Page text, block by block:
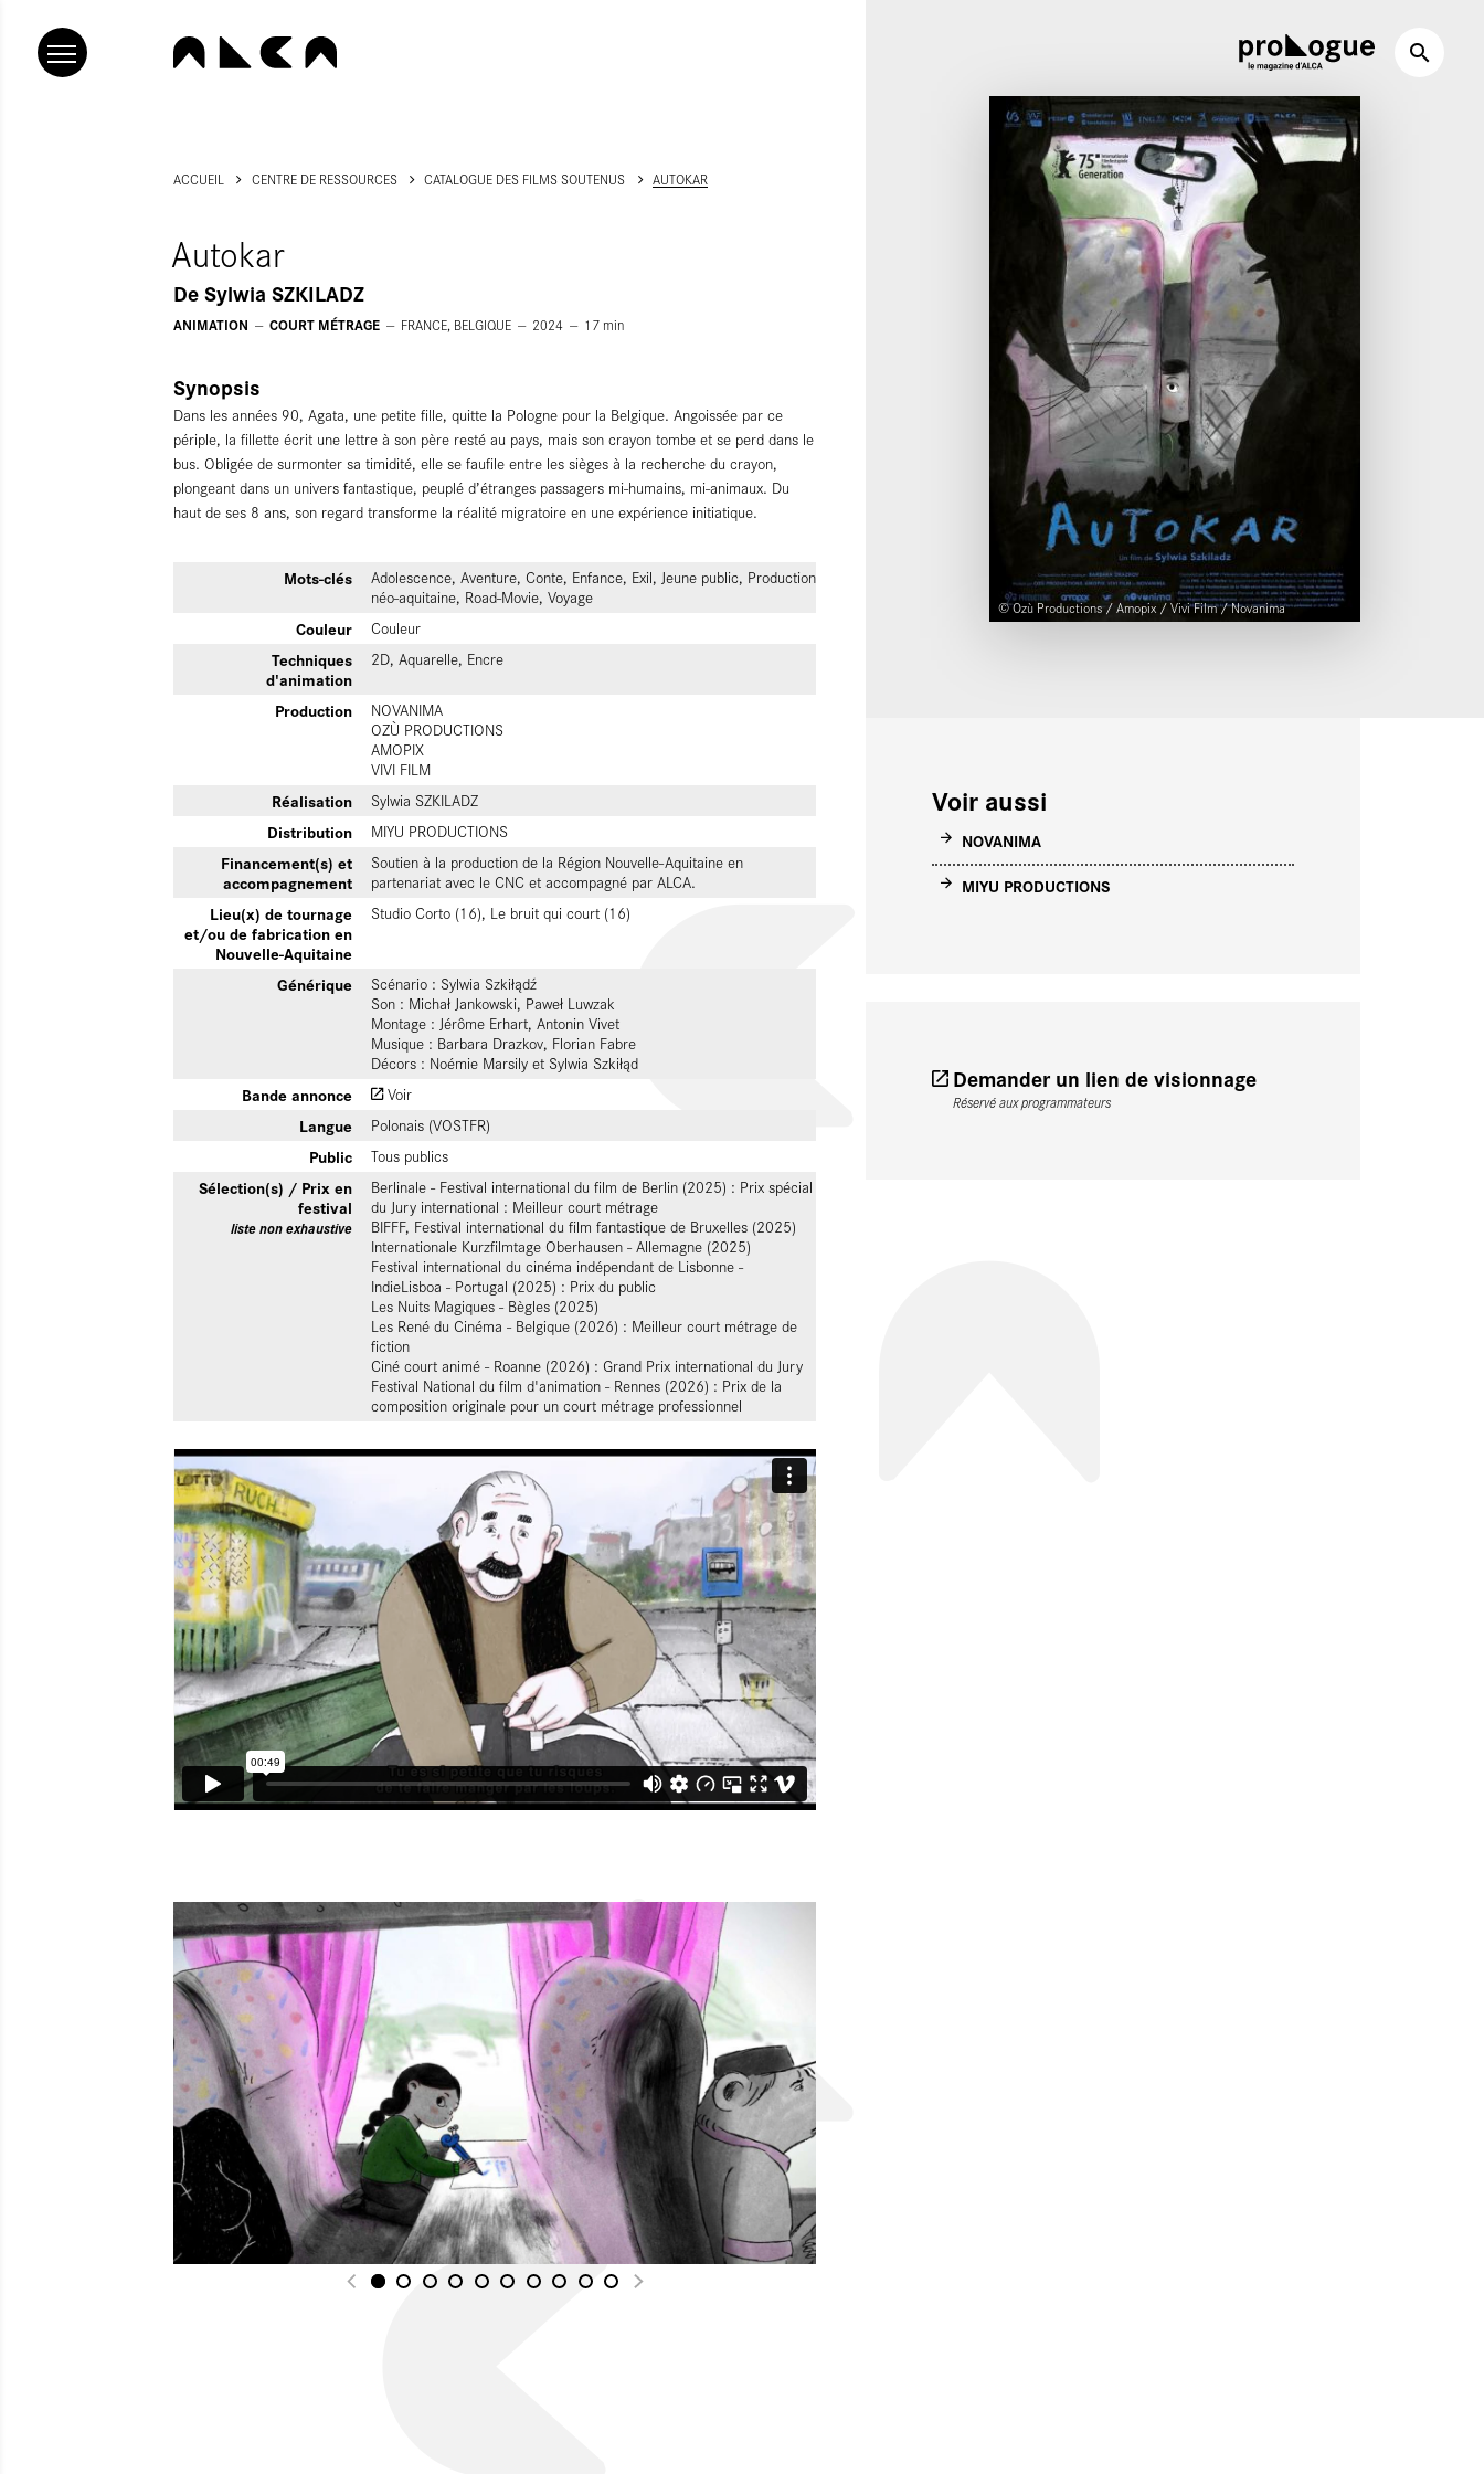
© Ozù Productions / Amopix / Vivi Film / Novanima
ACCUEIL CENTRE DE RESSOURCES CATALOGUE DES FILMS SOUTENUS AUTOKAR
Autokar
DeSylwia SZKILADZ
ANIMATION COURT MÉTRAGE FRANCE, BELGIQUE 2024 17 min
Synopsis
Dans les années 90, Agata, une petite fille, quitte la Pologne pour la Belgique. Angoissée par ce
périple, la fillette écrit une lettre à son père resté au pays, mais son crayon tombe et se perd dans le
bus. Obligée de surmonter sa timidité, elle se faufile entre les sièges à la recherche du crayon,
plongeant dans un univers fantastique, peuplé d’étranges passagers mi-humains, mi-animaux. Du
haut de ses 8 ans, son regard transforme la réalité migratoire en une expérience initiatique.
Mots-clés
Adolescence, Aventure, Conte, Enfance, Exil, Jeune public, Production
néo-aquitaine, Road-Movie, Voyage
Couleur Couleur
Techniques
d'animation
2D, Aquarelle, Encre
Production
NOVANIMA
OZÙ PRODUCTIONS
AMOPIX
VIVI FILM
Réalisation Sylwia SZKILADZ
Distribution MIYU PRODUCTIONS
Financement(s) et
accompagnement
Soutien à la production de la Région Nouvelle-Aquitaine en
partenariat avec le CNC et accompagné par ALCA.
Lieu(x) de tournage
et/ou de fabrication en
Nouvelle-Aquitaine
Studio Corto (16), Le bruit qui court (16)
Générique
Scénario : Sylwia Szkiłądź
Son : Michał Jankowski, Paweł Luwzak
Montage : Jérôme Erhart, Antonin Vivet
Musique : Barbara Drazkov, Florian Fabre
Décors : Noémie Marsily et Sylwia Szkiłąd
Bande annonce Voir
Langue Polonais (VOSTFR)
Public Tous publics
Sélection(s) / Prix en
festival
liste non exhaustive
Berlinale - Festival international du film de Berlin (2025) : Prix spécial
du Jury international : Meilleur court métrage
BIFFF, Festival international du film fantastique de Bruxelles (2025)
Internationale Kurzfilmtage Oberhausen - Allemagne (2025)
Festival international du cinéma indépendant de Lisbonne -
IndieLisboa - Portugal (2025) : Prix du public
Les Nuits Magiques - Bègles (2025)
Les René du Cinéma - Belgique (2026) : Meilleur court métrage de
fiction
Ciné court animé - Roanne (2026) : Grand Prix international du Jury
Festival National du film d'animation - Rennes (2026) : Prix de la
composition originale pour un court métrage professionnel
Voir aussi
NOVANIMA
MIYU PRODUCTIONS
Demander un lien de visionnage
Réservé aux programmateurs